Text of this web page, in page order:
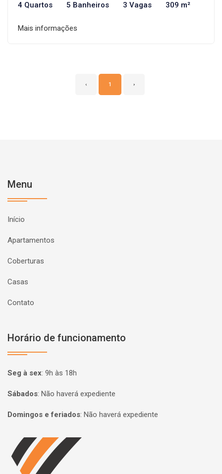
4 Quartos 5 Banheiros 3 Vagas 309 m²
Mais informações
‹ 1 ›
Menu
Início
Apartamentos
Coberturas
Casas
Contato
Horário de funcionamento
Seg à sex: 9h às 18h
Sábados: Não haverá expediente
Domingos e feriados: Não haverá expediente
Página inicial